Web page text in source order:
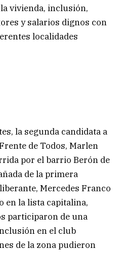
vivienda, inclusión,
y salarios dignos con
localidades
la segunda candidata a
de Todos, Marlen
por el barrio Berón de
de la primera
Mercedes Franco
en la lista capitalina,
participaron de una
en el club
de la zona pudieron